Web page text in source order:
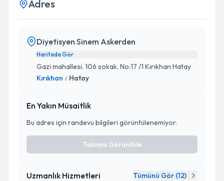
Adres
Diyetisyen Sinem Askerden
Haritada Gör
Gazi mahallesi. 106 sokak. No:17 /1 Kırıkhan Hatay
Kırıkhan / Hatay
En Yakın Müsaitlik
Bu adres için randevu bilgileri görüntülenemiyor.
Takvimi Görüntüle
Uzmanlık Hizmetleri Tümünü Gör (12)